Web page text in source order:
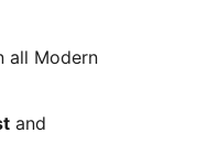
all Modern
and